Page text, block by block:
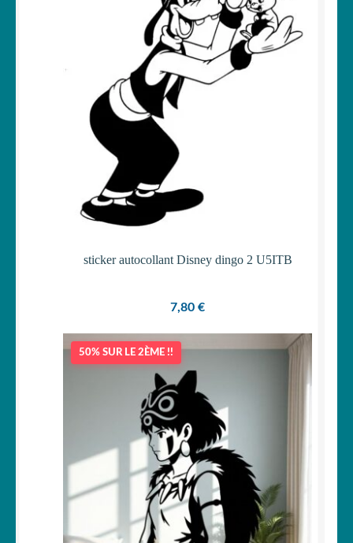
sticker autocollant Disney dingo 2 U5ITB
7,80 €
50% SUR LE 2ÈME !!